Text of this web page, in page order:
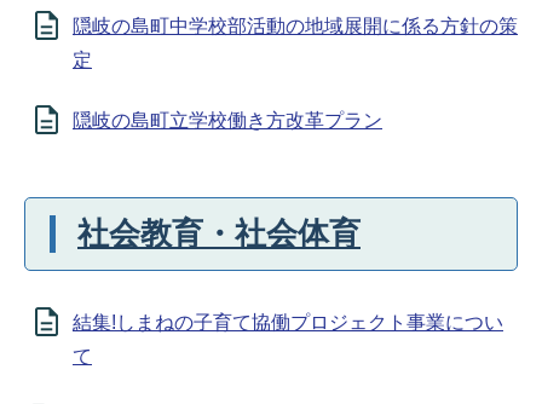
隠岐の島町中学校部活動の地域展開に係る方針の策
定
隠岐の島町立学校働き方改革プラン
社会教育・社会体育
結集!しまねの子育て協働プロジェクト事業につい
て